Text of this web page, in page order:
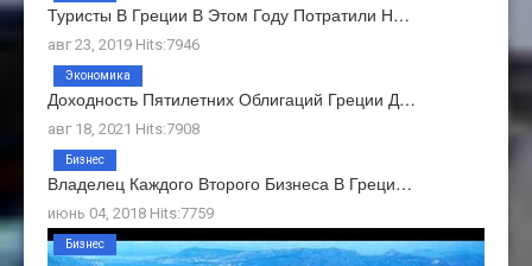
Туристы В Греции В Этом Году Потратили Н…
авг 23, 2019 Hits:7946
Доходность Пятилетних Облигаций Греции Д…
авг 18, 2021 Hits:7908
Экономика
Владелец Каждого Второго Бизнеса В Греци…
июнь 04, 2018 Hits:7759
Бизнес
Бизнес